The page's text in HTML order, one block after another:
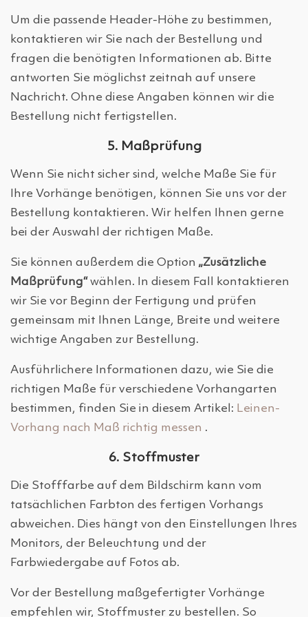
Um die passende Header-Höhe zu bestimmen,
kontaktieren wir Sie nach der Bestellung und
fragen die benötigten Informationen ab. Bitte
antworten Sie möglichst zeitnah auf unsere
Nachricht. Ohne diese Angaben können wir die
Bestellung nicht fertigstellen.
5. Maßprüfung
Wenn Sie nicht sicher sind, welche Maße Sie für
Ihre Vorhänge benötigen, können Sie uns vor der
Bestellung kontaktieren. Wir helfen Ihnen gerne
bei der Auswahl der richtigen Maße.
Sie können außerdem die Option „Zusätzliche
Maßprüfung“ wählen. In diesem Fall kontaktieren
wir Sie vor Beginn der Fertigung und prüfen
gemeinsam mit Ihnen Länge, Breite und weitere
wichtige Angaben zur Bestellung.
Ausführlichere Informationen dazu, wie Sie die
richtigen Maße für verschiedene Vorhangarten
bestimmen, finden Sie in diesem Artikel: Leinen-
Vorhang nach Maß richtig messen .
6. Stoffmuster
Die Stofffarbe auf dem Bildschirm kann vom
tatsächlichen Farbton des fertigen Vorhangs
abweichen. Dies hängt von den Einstellungen Ihres
Monitors, der Beleuchtung und der
Farbwiedergabe auf Fotos ab.
Vor der Bestellung maßgefertigter Vorhänge
empfehlen wir, Stoffmuster zu bestellen. So